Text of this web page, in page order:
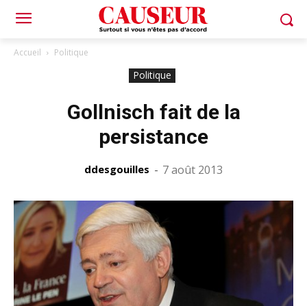
Accueil Politique
Politique
Gollnisch fait de la
persistance
ddesgouilles - 7 août 2013